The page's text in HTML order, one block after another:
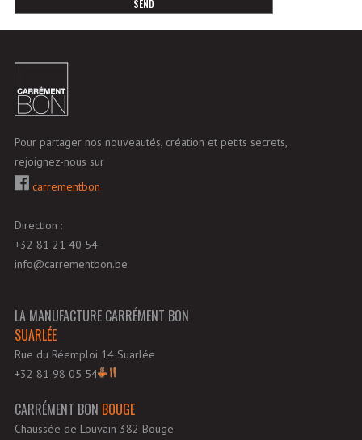
Pour partager nos nouveautés, création et petits secrets,
rejoignez-nous sur
carrementbon
Direction :
+32 81 21 40 54
info@carrementbon.be
LA MANUFACTURE CARRÉMENT BON
SUARLÉE
Rue du Réemploi 14 Suarlée
+32 81 98 05 54
CARRÉMENT BON BOUGE
Chaussée de Louvain 382 Bouge